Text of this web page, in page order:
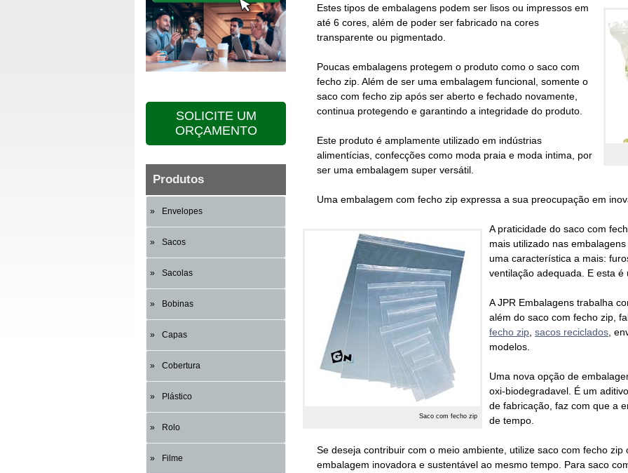
Estes tipos de embalagens podem ser lisos ou impressos em
até 6 cores, além de poder ser fabricado na cores
transparente ou pigmentado.
Poucas embalagens protegem o produto como o saco com
fecho zip . Além de ser uma embalagem funcional, somente o
saco com fecho zip após ser aberto e fechado novamente,
continua protegendo e garantindo a integridade do produto.
Este produto é amplamente utilizado em indústrias
alimentícias, confecções como moda praia e moda intima, por
ser uma embalagem super versátil.
Uma embalagem com fecho zip expressa a sua preocupação em
Saco com fecho zip
A praticidade do saco com
mais utilizado nas
uma característica a mais:
ventilação adequada. E esta é
A JPR Embalagens trabalha
além do saco com fecho zip ,
fecho zip sacos reciclados ,
modelos.
Uma nova opção de
oxi-biodegradavel . É um
de fabricação, faz com que a
de tempo.
Se deseja contribuir com o meio ambiente, utilize saco com fecho zip
embalagem inovadora e sustentável ao mesmo tempo. Para saco
SOLICITE UM
ORÇAMENTO
Produtos
Envelopes
Sacos
Sacolas
Bobinas
Capas
Cobertura
Plástico
Rolo
Filme